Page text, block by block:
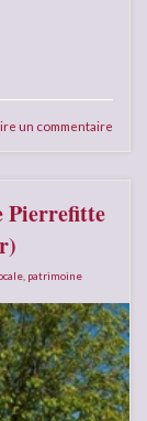
un commentaire
Pierrefitte
patrimoine